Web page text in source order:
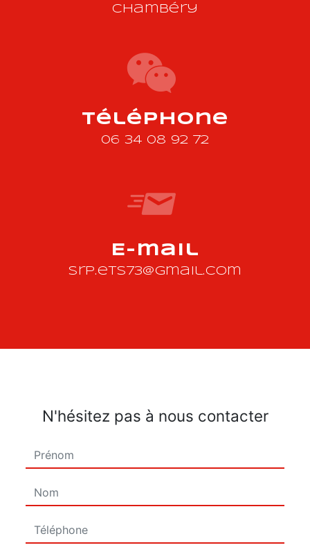
Chambéry
Téléphone
06 34 08 92 72
E-mail
srp.ets73@gmail.com
N'hésitez pas à nous contacter